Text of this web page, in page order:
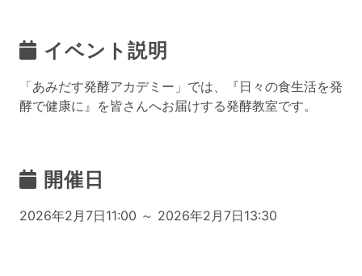
イベント説明
「あみだす発酵アカデミー」では、『日々の食生活を発
酵で健康に』を皆さんへお届けする発酵教室です。
開催日
2026年2月7日11:00 ～ 2026年2月7日13:30